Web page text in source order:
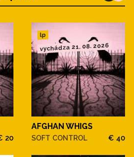
20
lp
vychádza 21. 08. 2026
AFGHAN WHIGS
SOFT CONTROL € 40